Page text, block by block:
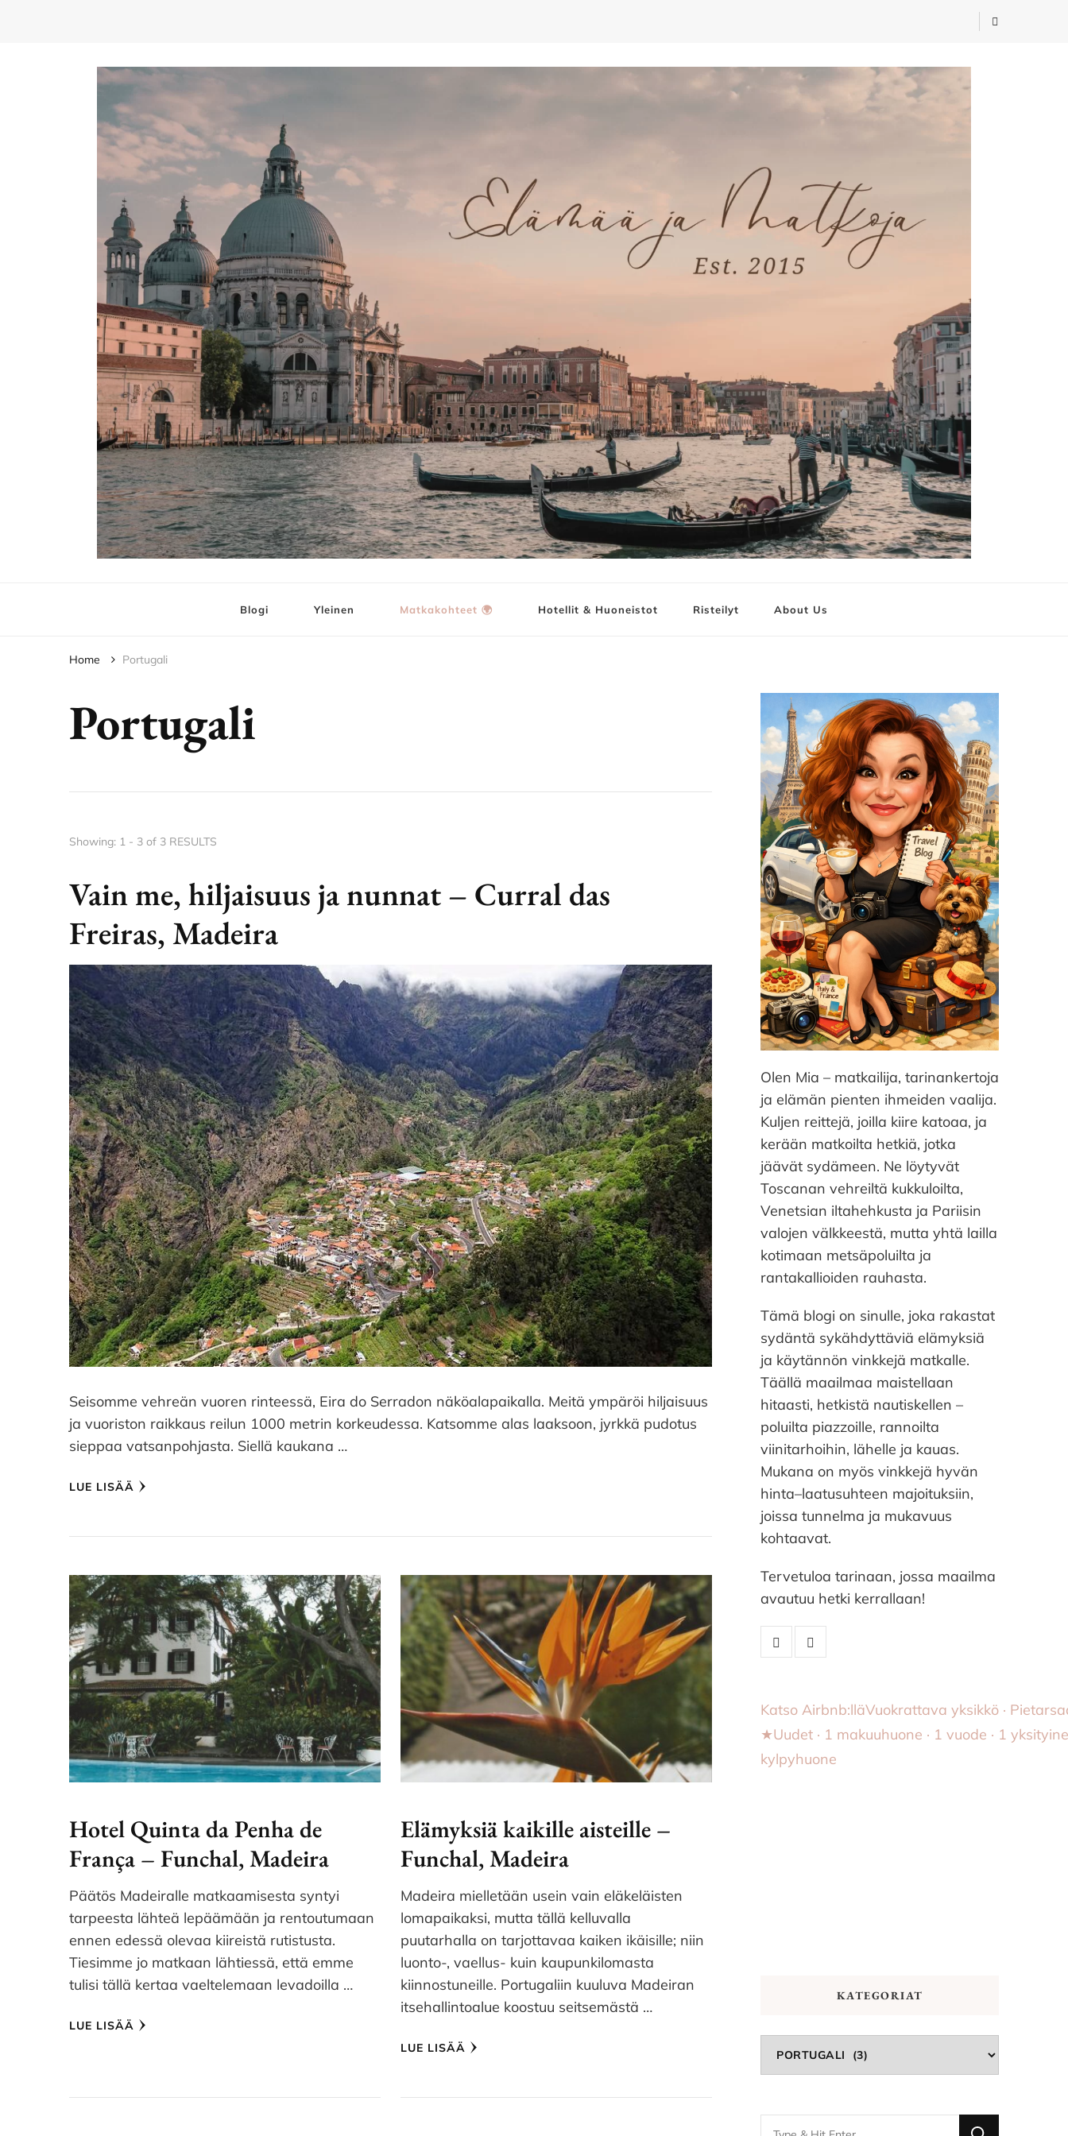
Elämää ja Matkoja
Blogi Yleinen Matkakohteet 🌍 Hotellit & Huoneistot Risteilyt About Us
Home Portugali
Portugali
Showing: 1 - 3 of 3 RESULTS
Vain me, hiljaisuus ja nunnat – Curral das
Freiras, Madeira
Seisomme vehreän vuoren rinteessä, Eira do Serradon näköalapaikalla. Meitä ympäröi hiljaisuus
ja vuoriston raikkaus reilun 1000 metrin korkeudessa. Katsomme alas laaksoon, jyrkkä pudotus
sieppaa vatsanpohjasta. Siellä kaukana …
LUE LISÄÄ
Hotel Quinta da Penha de
França – Funchal, Madeira
Päätös Madeiralle matkaamisesta syntyi
tarpeesta lähteä lepäämään ja rentoutumaan
ennen edessä olevaa kiireistä rutistusta.
Tiesimme jo matkaan lähtiessä, että emme
tulisi tällä kertaa vaeltelemaan levadoilla …
LUE LISÄÄ
Elämyksiä kaikille aisteille –
Funchal, Madeira
Madeira mielletään usein vain eläkeläisten
lomapaikaksi, mutta tällä kelluvalla
puutarhalla on tarjottavaa kaiken ikäisille; niin
luonto-, vaellus- kuin kaupunkilomasta
kiinnostuneille. Portugaliin kuuluva Madeiran
itsehallintoalue koostuu seitsemästä …
LUE LISÄÄ
Olen Mia – matkailija, tarinankertoja
ja elämän pienten ihmeiden vaalija.
Kuljen reittejä, joilla kiire katoaa, ja
kerään matkoilta hetkiä, jotka
jäävät sydämeen. Ne löytyvät
Toscanan vehreiltä kukkuloilta,
Venetsian iltahehkusta ja Pariisin
valojen välkkeestä, mutta yhtä lailla
kotimaan metsäpoluilta ja
rantakallioiden rauhasta.
Tämä blogi on sinulle, joka rakastat
sydäntä sykähdyttäviä elämyksiä
ja käytännön vinkkejä matkalle.
Täällä maailmaa maistellaan
hitaasti, hetkistä nautiskellen –
poluilta piazzoille, rannoilta
viinitarhoihin, lähelle ja kauas.
Mukana on myös vinkkejä hyvän
hinta–laatusuhteen majoituksiin,
joissa tunnelma ja mukavuus
kohtaavat.
Tervetuloa tarinaan, jossa maailma
avautuu hetki kerrallaan!
Katso Airbnb:lläVuokrattava yksikkö ·
★Uudet · 1 makuuhuone · 1 vuode · 1
kylpyhuone
KATEGORIAT
Kategoriat
Looking